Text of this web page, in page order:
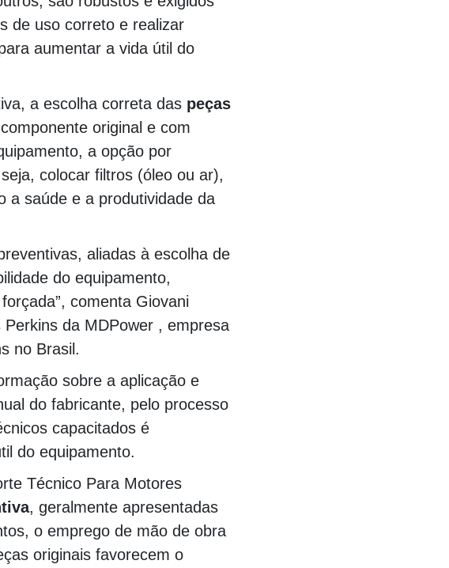
de uso correto e realizar
aumentar a vida útil do
a escolha correta das peças
original e com
a opção por
colocar filtros (óleo ou ar),
a saúde e a produtividade da
aliadas à escolha de
do equipamento,
comenta Giovani
da MDPower , empresa
no Brasil.
sobre a aplicação e
do fabricante, pelo processo
capacitados é
do equipamento.
Técnico Para Motores
, geralmente apresentadas
o emprego de mão de obra
originais favorecem o